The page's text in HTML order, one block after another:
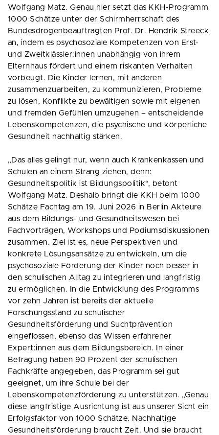
Wolfgang Matz. Genau hier setzt das KKH-Programm
1000 Schätze unter der Schirmherrschaft des
Bundesdrogenbeauftragten Prof. Dr. Hendrik Streeck
an, indem es psychosoziale Kompetenzen von Erst-
und Zweitklässler:innen unabhängig von ihrem
Elternhaus fördert und einem riskanten Verhalten
vorbeugt. Die Kinder lernen, mit anderen
zusammenzuarbeiten, zu kommunizieren, Probleme
zu lösen, Konflikte zu bewältigen sowie mit eigenen
und fremden Gefühlen umzugehen – entscheidende
Lebenskompetenzen, die psychische und körperliche
Gesundheit nachhaltig stärken.
„Das alles gelingt nur, wenn auch Krankenkassen und
Schulen an einem Strang ziehen, denn:
Gesundheitspolitik ist Bildungspolitik“, betont
Wolfgang Matz. Deshalb bringt die KKH beim 1000
Schätze Fachtag am 19. Juni 2026 in Berlin Akteure
aus dem Bildungs- und Gesundheitswesen bei
Fachvorträgen, Workshops und Podiumsdiskussionen
zusammen. Ziel ist es, neue Perspektiven und
konkrete Lösungsansätze zu entwickeln, um die
psychosoziale Förderung der Kinder noch besser in
den schulischen Alltag zu integrieren und langfristig
zu ermöglichen. In die Entwicklung des Programms
vor zehn Jahren ist bereits der aktuelle
Forschungsstand zu schulischer
Gesundheitsförderung und Suchtprävention
eingeflossen, ebenso das Wissen erfahrener
Expert:innen aus dem Bildungsbereich. In einer
Befragung haben 90 Prozent der schulischen
Fachkräfte angegeben, das Programm sei gut
geeignet, um ihre Schule bei der
Lebenskompetenzförderung zu unterstützen. „Genau
diese langfristige Ausrichtung ist aus unserer Sicht ein
Erfolgsfaktor von 1000 Schätze. Nachhaltige
Gesundheitsförderung braucht Zeit. Und sie braucht